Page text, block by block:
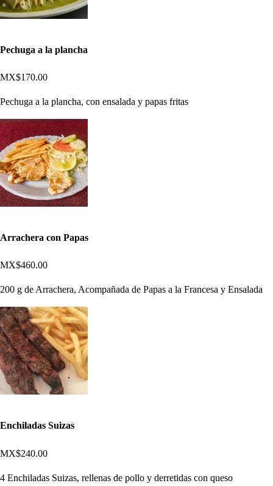
Pechuga a la plancha
MX$170.00
Pechuga a la plancha, con ensalada y papas fritas
Arrachera con Papas
MX$460.00
200 g de Arrachera, Acompañada de Papas a la Francesa y Ensalada
Enchiladas Suizas
MX$240.00
4 Enchiladas Suizas, rellenas de pollo y derretidas con queso